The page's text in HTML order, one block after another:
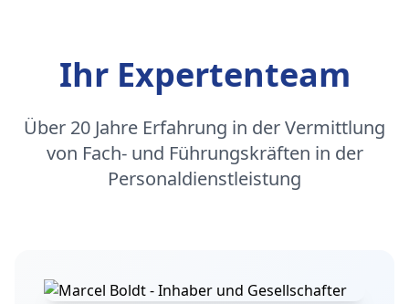
Ihr Expertenteam
Über 20 Jahre Erfahrung in der Vermittlung
von Fach- und Führungskräften in der
Personaldienstleistung